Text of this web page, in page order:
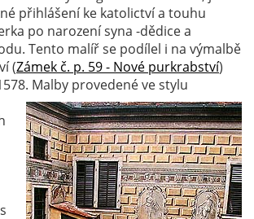
přihlášení ke katolictví a touhu
po narození syna -dědice a
Tento malíř se podílel i na výmalbě
(Zámek č. p. 59 - Nové purkrabství)
Malby provedené ve stylu